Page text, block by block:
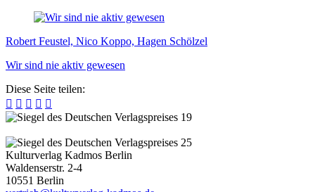
Robert Feustel, Nico Koppo, Hagen Schölzel
Wir sind nie aktiv gewesen
Diese Seite teilen:
    
Kulturverlag Kadmos Berlin
Waldenserstr. 2-4
10551 Berlin